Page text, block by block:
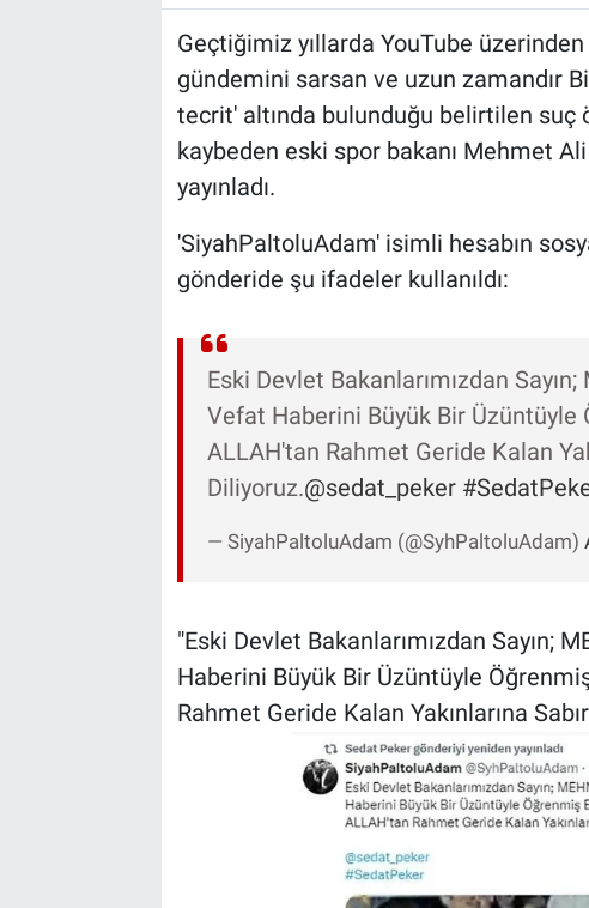
Geçtiğimiz yıllarda YouTube üzerinden
gündemini sarsan ve uzun zamandır
tecrit' altında bulunduğu belirtilen suç
kaybeden eski spor bakanı Mehmet
yayınladı.
'SiyahPaltoluAdam' isimli hesabın
gönderide şu ifadeler kullanıldı:
Eski Devlet Bakanlarımızdan
Vefat Haberini Büyük Bir Üzüntüyle
ALLAH'tan Rahmet Geride Kalan
Diliyoruz.@sedat_peker
— SiyahPaltoluAdam (@SyhPaltoluAdam)
"Eski Devlet Bakanlarımızdan Sayın;
Haberini Büyük Bir Üzüntüyle
Rahmet Geride Kalan Yakınlarına